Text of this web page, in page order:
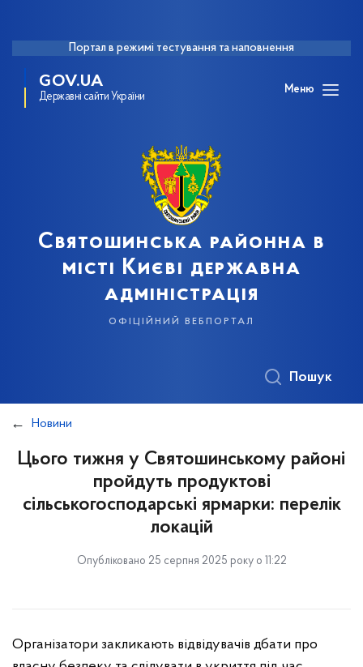
Портал в режимі тестування та наповнення
GOV.UA
Державні сайти України
Меню
Святошинська районна в
місті Києві державна
адміністрація
офіційний вебпортал
Пошук
Новини
Цього тижня у Святошинському районі
пройдуть продуктові
сільськогосподарські ярмарки: перелік
локацій
Опубліковано 25 серпня 2025 року о 11:22
Організатори закликають відвідувачів дбати про